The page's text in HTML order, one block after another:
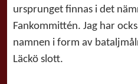
ursprunget finnas i det
Fankommittén. Jag har
namnen i form av
Läckö slott.